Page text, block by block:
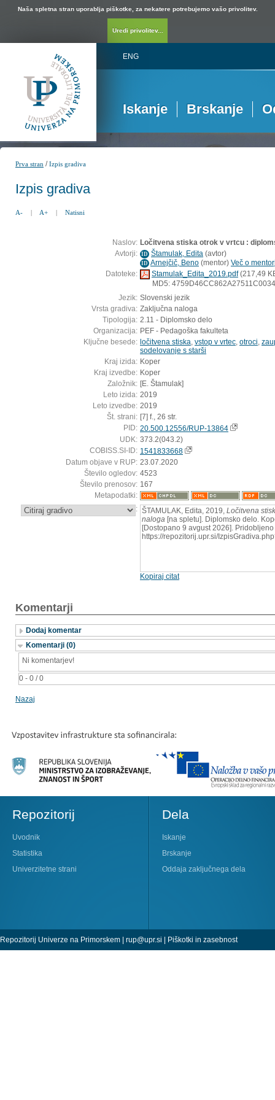
Naša spletna stran uporablja piškotke, za nekatere potrebujemo vašo privolitev.
Uredi privolitev...
ENG
Iskanje Brskanje
Prva stran /Izpis gradiva
Izpis gradiva
A- | A+ | Natisni
Naslov: Ločitvena stiska otrok v vrtcu :
Avtorji: ID Štamulak, Edita (avtor)
ID Arnejčič, Beno (mentor) Več o
Datoteke:
Stamulak_Edita_2019.pdf(217,49
MD5:
Jezik: Slovenski jezik
Vrsta gradiva: Zaključna naloga
Tipologija: 2.11 - Diplomsko delo
Organizacija: PEF - Pedagoška fakulteta
Ključne besede: ločitvena stiska vstop v vrtec otroci
sodelovanje s starši
Kraj izida: Koper
Kraj izvedbe: Koper
Založnik: [E. Štamulak]
Leto izida: 2019
Leto izvedbe: 2019
Št. strani: [7] f., 26 str.
PID: 20.500.12556/RUP-13864
UDK: 373.2(043.2)
COBISS.SI-ID: 1541833668
Datum objave v RUP: 23.07.2020
Število ogledov: 4523
Število prenosov: 167
Metapodatki:
: ŠTAMULAK, Edita, 2019, Ločitvena
naloga [na spletu]. Diplomsko delo.
[Dostopano 9 avgust 2026]. Pridobljeno
https://repozitorij.upr.si/
Kopiraj citat
Komentarji
Dodaj komentar
Komentarji (0)
0 - 0 / 0
Ni komentarjev!
Nazaj
Repozitorij
Uvodnik
Statistika
Univerzitetne strani
Dela
Iskanje
Brskanje
Oddaja zaključnega dela
Repozitorij Univerze na Primorskem | rup@upr.si Piškotki in zasebnost